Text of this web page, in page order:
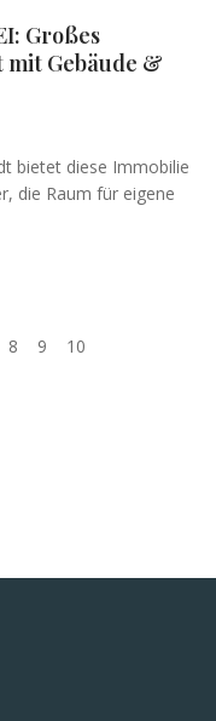
Großes
mit Gebäude &
bietet diese Immobilie
die Raum für eigene
8 9 10